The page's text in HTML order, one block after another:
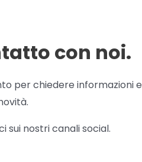
con noi.
per chiedere informazioni e
sui nostri canali social.